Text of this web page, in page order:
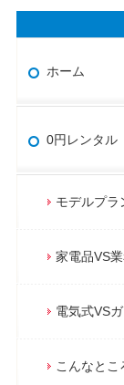
ホーム
0円レンタル
モデルプラ
家電品VS
電気式VS
こんなとこ